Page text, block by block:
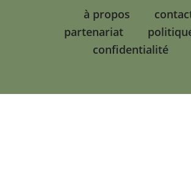
à propos
partenariat
confidentialité